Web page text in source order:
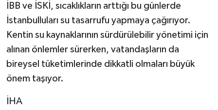
İBB ve İSKİ, sıcaklıkların arttığı bu günlerde
İstanbulluları su tasarrufu yapmaya çağırıyor.
Kentin su kaynaklarının sürdürülebilir yönetimi için
alınan önlemler sürerken, vatandaşların da
bireysel tüketimlerinde dikkatli olmaları büyük
önem taşıyor.
İHA